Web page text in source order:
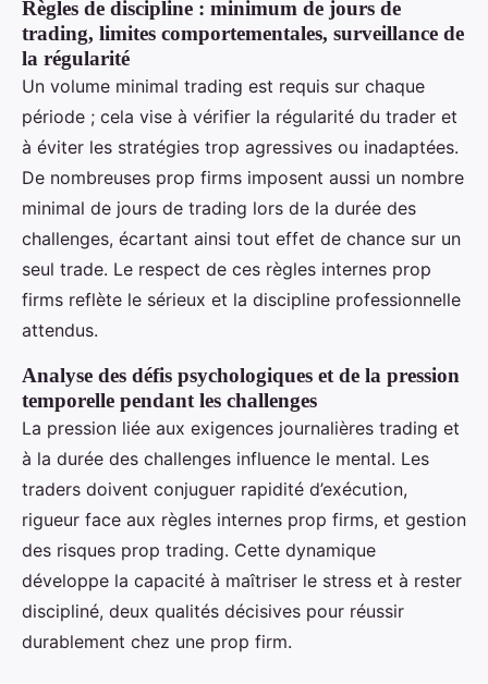
Règles de discipline : minimum de jours de
trading, limites comportementales, surveillance de
la régularité
Un volume minimal trading est requis sur chaque
période ; cela vise à vérifier la régularité du trader et
à éviter les stratégies trop agressives ou inadaptées.
De nombreuses prop firms imposent aussi un nombre
minimal de jours de trading lors de la durée des
challenges, écartant ainsi tout effet de chance sur un
seul trade. Le respect de ces règles internes prop
firms reflète le sérieux et la discipline professionnelle
attendus.
Analyse des défis psychologiques et de la pression
temporelle pendant les challenges
La pression liée aux exigences journalières trading et
à la durée des challenges influence le mental. Les
traders doivent conjuguer rapidité d’exécution,
rigueur face aux règles internes prop firms, et gestion
des risques prop trading. Cette dynamique
développe la capacité à maîtriser le stress et à rester
discipliné, deux qualités décisives pour réussir
durablement chez une prop firm.